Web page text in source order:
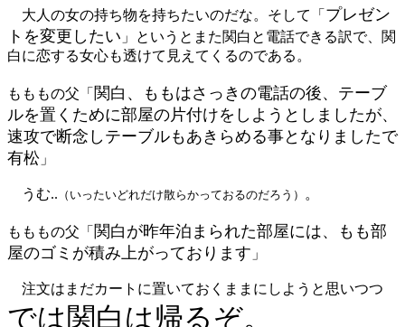
大人の女の持ち物を持ちたいのだな。そして「 プレゼン
トを変更したい 」というとまた関白と電話できる訳で、関
白に恋する女心も透けて見えてくるのである。
もももの父「 関白、ももはさっきの電話の後、テーブ
ルを置くために部屋の片付けをしようとしましたが、
速攻で断念しテーブルもあきらめる事となりましたで
有松 」
うむ.. （いったいどれだけ散らかっておるのだろう） 。
もももの父「 関白が昨年泊まられた部屋には、もも部
屋のゴミが積み上がっております 」
注文はまだカートに置いておくままにしようと思いつつ
では関白は帰るぞ。